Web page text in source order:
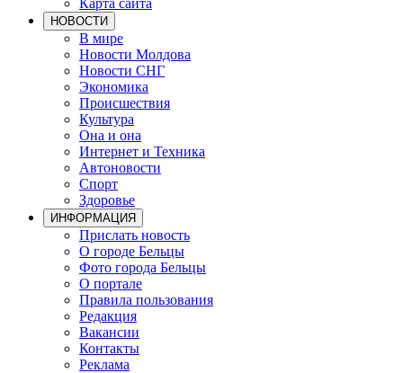
Карта сайта
НОВОСТИ
В мире
Новости Молдова
Новости СНГ
Экономика
Происшествия
Культура
Она и она
Интернет и Техника
Автоновости
Спорт
Здоровье
ИНФОРМАЦИЯ
Прислать новость
О городе Бельцы
Фото города Бельцы
О портале
Правила пользования
Редакция
Вакансии
Контакты
Реклама